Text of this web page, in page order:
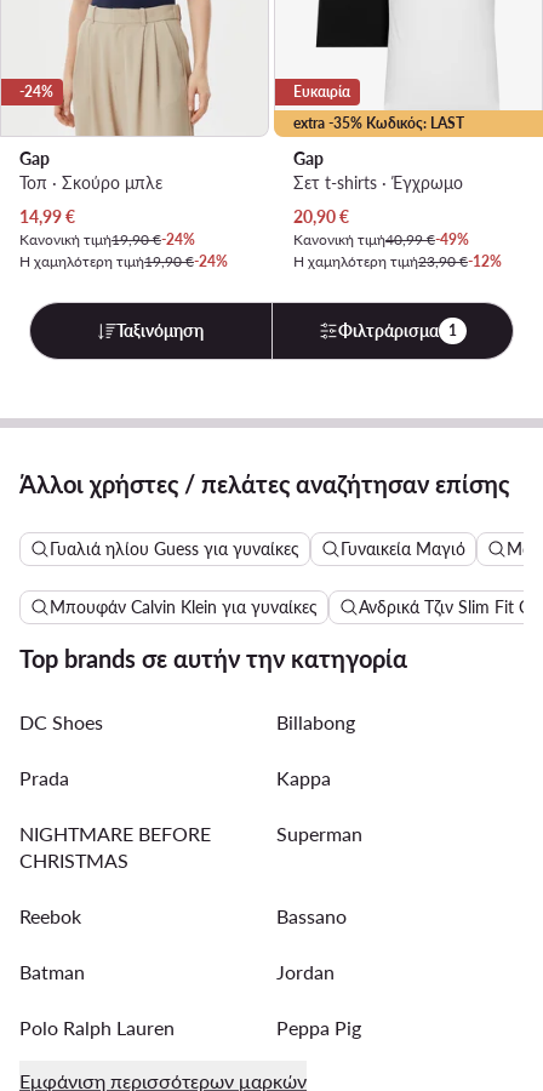
-24%
Gap
Τοπ · Σκούρο μπλε
Τρέχουσα τιμή
14,99€
Κανονική τιμή19,90 €-24%
Η χαμηλότερη τιμή19,90 €-24%
extra -35% Κωδικός: LAST
Ευκαιρία
Gap
Σετ t-shirts · Έγχρωμο
Τρέχουσα τιμή
20,90€
Κανονική τιμή40,99 €-49%
Η χαμηλότερη τιμή23,90 €-12%
Ταξινόμηση Φιλτράρισμα 1
Άλλοι χρήστες / πελάτες αναζήτησαν επίσης
Γυαλιά ηλίου Guess για γυναίκες Γυναικεία Μαγιό
Μπουφάν Calvin Klein για γυναίκες Ανδρικά Τζιν Slim Fit
Top brands σε αυτήν την κατηγορία
DC Shoes Billabong
Prada Kappa
NIGHTMARE BEFORE
CHRISTMAS
Superman
Reebok Bassano
Batman Jordan
Polo Ralph Lauren Peppa Pig
Εμφάνιση περισσότερων μαρκών